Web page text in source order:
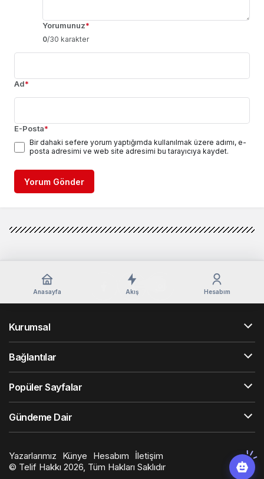
Yorumunuz*
0/30 karakter
Ad*
E-Posta*
Bir dahaki sefere yorum yaptığımda kullanılmak üzere adımı, e-
posta adresimi ve web site adresimi bu tarayıcıya kaydet.
Yorum Gönder
Anasayfa Akış Hesabım
Kurumsal
Bağlantılar
Popüler Sayfalar
Gündeme Dair
Yazarlarımız Künye Hesabım
İletişim
© Telif Hakkı 2026, Tüm Hakları Saklıdır